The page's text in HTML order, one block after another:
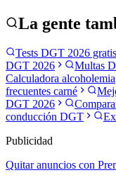
La gente
Tests DGT 2026 gratis
DGT 2026
Multas
Calculadora alcoholemia
frecuentes carné
DGT 2026
conducción DGT
Publicidad
Quitar anuncios con